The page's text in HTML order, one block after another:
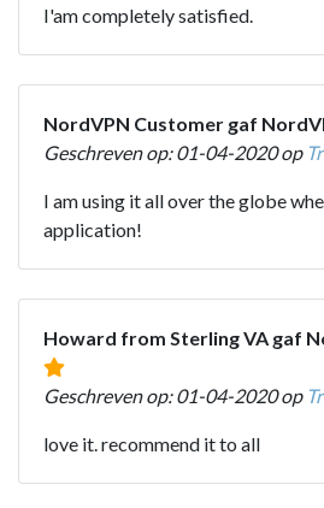
I'am completely satisfied.
NordVPN Customer gaf
Geschreven op: 01-04-2020 op
I am using it all over the globe
application!
Howard from Sterling VA gaf
Geschreven op: 01-04-2020 op
love it. recommend it to all